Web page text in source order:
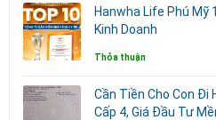
Hanwha Life Phú Mỹ
Kinh Doanh
Thỏa thuận
Cần Tiền Cho Con Đi
Cấp 4, Giá Đầu Tư